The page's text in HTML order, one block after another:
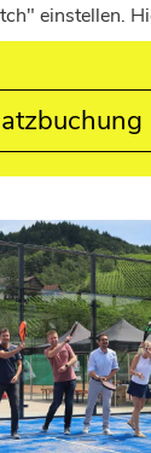
einstellen.